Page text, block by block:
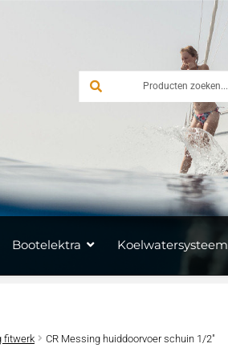
Bootelektra Koelwatersysteem
fitwerk CR Messing huiddoorvoer schuin 1/2″